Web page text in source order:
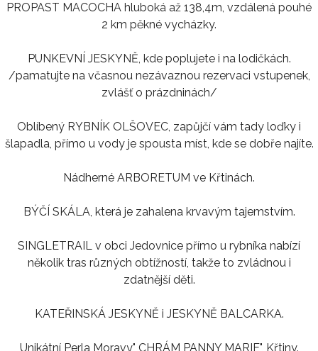
PROPAST MACOCHA hluboká až 138,4m, vzdálená pouhé
2 km pěkné vycházky.
PUNKEVNÍ JESKYNĚ, kde poplujete i na lodičkách.
/pamatujte na včasnou nezávaznou rezervaci vstupenek,
zvlášť o prázdninách/
Oblíbený RYBNÍK OLŠOVEC, zapůjčí vám tady loďky i
šlapadla, přímo u vody je spousta míst, kde se dobře najíte.
Nádherné ARBORETUM ve Křtinách.
BÝČÍ SKÁLA, která je zahalena krvavým tajemstvím.
SINGLETRAIL v obci Jedovnice přímo u rybníka nabízí
několik tras různých obtížností, takže to zvládnou i
zdatnější děti.
KATEŘINSKÁ JESKYNĚ i JESKYNĚ BALCARKA.
Unikátní Perla Moravy" CHRÁM PANNY MARIE", Křtiny.